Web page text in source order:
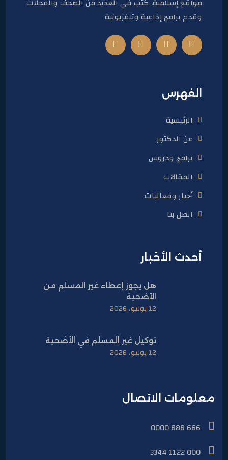
وقدم برامج إذاعية وتلفزيونية
الفهرس
الرئيسية
عن الدكتور
برامج ودروس
المقالات
أخبار وفعاليات
اتصل بنا
أحدث الأخبار
هل يجوز إعطاء غير المسلم من
الأضحية
12 يوليو، 2026
توكيل غير المسلم في الأضحية
12 يوليو، 2026
معلومات الاتصال
666 888 0000
000 1122 3344